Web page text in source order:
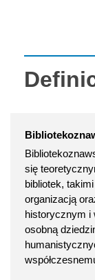
się
bibliotek,
organizacją
historycznym i
osobną